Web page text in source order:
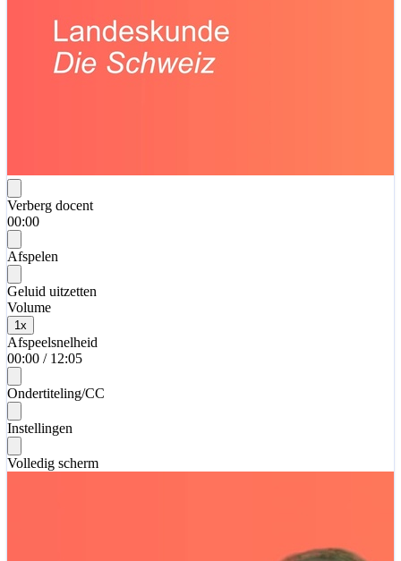
Verberg docent
00:00
Afspelen
Geluid uitzetten
Volume
1 x
Afspeelsnelheid
00:00 / 12:05
Ondertiteling/CC
Instellingen
Volledig scherm